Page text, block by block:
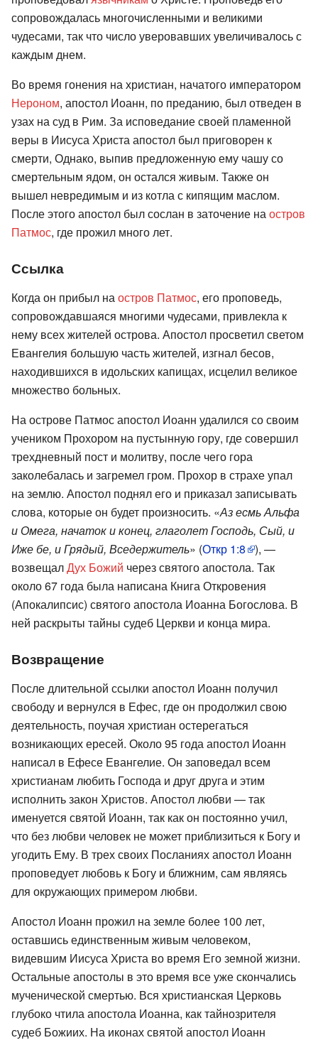
сопровождалась многочисленными и великими
чудесами, так что число уверовавших увеличивалось с
каждым днем.
Во время гонения на христиан, начатого императором
Нероном, апостол Иоанн, по преданию, был отведен в
узах на суд в Рим. За исповедание своей пламенной
веры в Иисуса Христа апостол был приговорен к
смерти, Однако, выпив предложенную ему чашу со
смертельным ядом, он остался живым. Также он
вышел невредимым и из котла с кипящим маслом.
После этого апостол был сослан в заточение на остров
Патмос, где прожил много лет.
Ссылка
Когда он прибыл на остров Патмос, его проповедь,
сопровождавшаяся многими чудесами, привлекла к
нему всех жителей острова. Апостол просветил светом
Евангелия большую часть жителей, изгнал бесов,
находившихся в идольских капищах, исцелил великое
множество больных.
На острове Патмос апостол Иоанн удалился со своим
учеником Прохором на пустынную гору, где совершил
трехдневный пост и молитву, после чего гора
заколебалась и загремел гром. Прохор в страхе упал
на землю. Апостол поднял его и приказал записывать
слова, которые он будет произносить. «Аз есмь Альфа
и Омега, начаток и конец, глаголет Господь, Сый, и
Иже бе, и Грядый, Вседержитель» (Откр 1:8
), —
возвещалДух Божий через святого апостола. Так
около 67 года была написана Книга Откровения
(Апокалипсис) святого апостола Иоанна Богослова. В
ней раскрыты тайны судеб Церкви и конца мира.
Возвращение
После длительной ссылки апостол Иоанн получил
свободу и вернулся в Ефес, где он продолжил свою
деятельность, поучая христиан остерегаться
возникающих ересей. Около 95 года апостол Иоанн
написал в Ефесе Евангелие. Он заповедал всем
христианам любить Господа и друг друга и этим
исполнить закон Христов. Апостол любви — так
именуется святой Иоанн, так как он постоянно учил,
что без любви человек не может приблизиться к Богу и
угодить Ему. В трех своих Посланиях апостол Иоанн
проповедует любовь к Богу и ближним, сам являясь
для окружающих примером любви.
Апостол Иоанн прожил на земле более 100 лет,
оставшись единственным живым человеком,
видевшим Иисуса Христа во время Его земной жизни.
Остальные апостолы в это время все уже скончались
мученической смертью. Вся христианская Церковь
глубоко чтила апостола Иоанна, как тайнозрителя
судеб Божиих. На иконах святой апостол Иоанн